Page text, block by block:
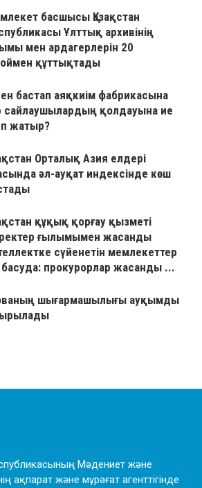
басшысы Қазақстан
Ұлттық архивінің
мен ардагерлерін 20
құттықтады
бастап аяқкиім фабрикасына
сайлаушылардың қолдауына ие
жатыр?
Орталық Азия елдері
әл-ауқат индексінде көш
құқық қорғау қызметі
ғылымымен жасанды
сүйенетін мемлекеттер
прокурорлар жасанды ...
шығармашылығы ауқымды
Мәдениет және
ақпарат және мұрағат агенттігінде